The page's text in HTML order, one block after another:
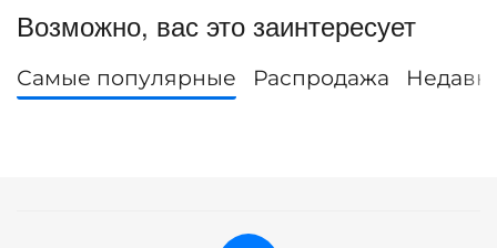
Возможно, вас это заинтересует
Самые популярные Распродажа